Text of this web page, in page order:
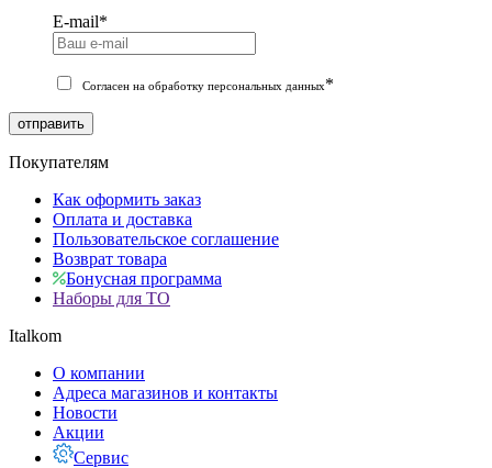
E-mail*
Согласен на обработку персональных данных*
отправить
Покупателям
Как оформить заказ
Оплата и доставка
Пользовательское соглашение
Возврат товара
Бонусная программа
Наборы для ТО
Italkom
О компании
Адреса магазинов и контакты
Новости
Акции
Сервис